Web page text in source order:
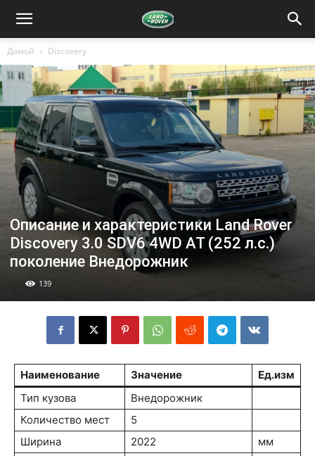
Домой Discovery
Описание и характеристики Land Rover
Discovery 3.0 SDV6 4WD AT (252 л.с.)
поколение Внедорожник
139
Наименование Значение
Ед.изм
Тип кузова
Внедорожник
Количество мест
5
Ширина
2022
мм